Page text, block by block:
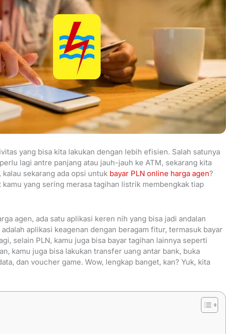
yang bisa kita lakukan dengan lebih efisien. Salah satunya
lagi antre panjang atau jauh-jauh ke ATM, sekarang kita
sekarang ada opsi untuk bayar PLN online harga agen?
yang sering merasa tagihan listrik membengkak tiap
agen, ada satu aplikasi keren nih yang bisa jadi andalan
aplikasi keagenan dengan beragam fitur, termasuk bayar
selain PLN, kamu juga bisa bayar tagihan lainnya seperti
kamu juga bisa lakukan transfer uang antar bank, buka
dan voucher game. Wow, lengkap banget, kan? Yuk, kita